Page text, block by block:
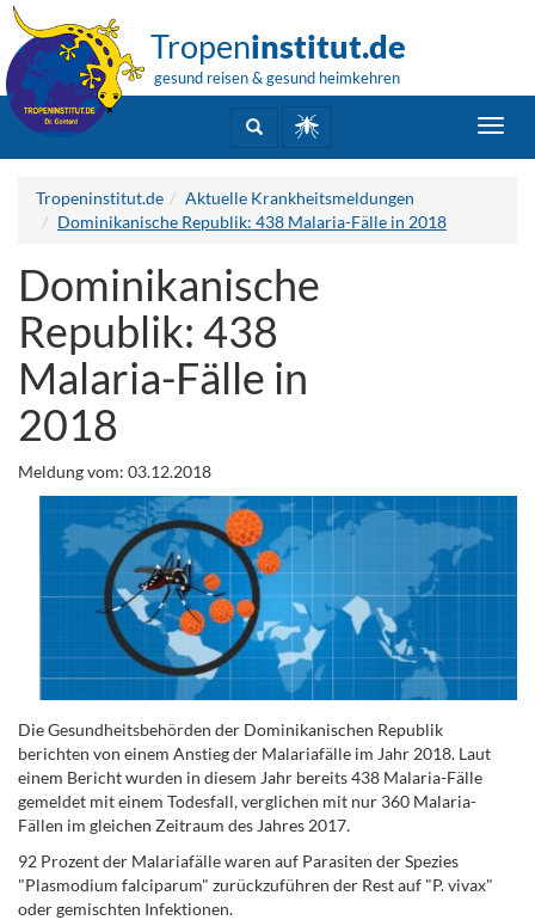
Tropeninstitut.de
gesund reisen & gesund heimkehren
Tropeninstitut.de
Aktuelle Krankheitsmeldungen
Dominikanische Republik: 438 Malaria-Fälle in 2018
Dominikanische
Republik: 438
Malaria-Fälle in
2018
Meldung vom: 03.12.2018
Die Gesundheitsbehörden der Dominikanischen Republik
berichten von einem Anstieg der Malariafälle im Jahr 2018. Laut
einem Bericht ​​wurden in diesem Jahr bereits 438 Malaria-Fälle
gemeldet mit einem Todesfall, verglichen mit nur 360 Malaria-
Fällen im gleichen Zeitraum des Jahres 2017.
92 Prozent der Malariafälle waren auf Parasiten der Spezies
"Plasmodium falciparum" zurückzuführen der Rest auf "P. vivax"
oder gemischten Infektionen.